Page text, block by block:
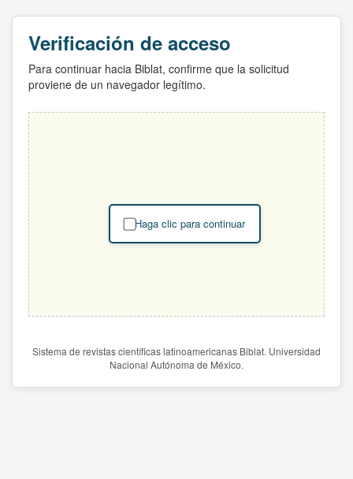
Verificación de acceso
Para continuar hacia Biblat, confirme que la solicitud
proviene de un navegador legítimo.
Haga clic para continuar
Sistema de revistas científicas latinoamericanas Biblat. Universidad
Nacional Autónoma de México.